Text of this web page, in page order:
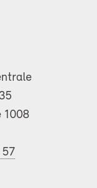
1008
57